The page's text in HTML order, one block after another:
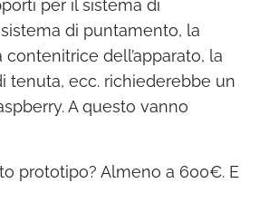
per il sistema di
di puntamento, la
dell’apparato, la
tenuta, ecc. richiederebbe un
A questo vanno
prototipo? Almeno a 600€. E